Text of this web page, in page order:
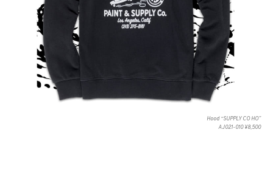
Hood “SUPPLY CO HO”
AJ021-010 ¥8,500